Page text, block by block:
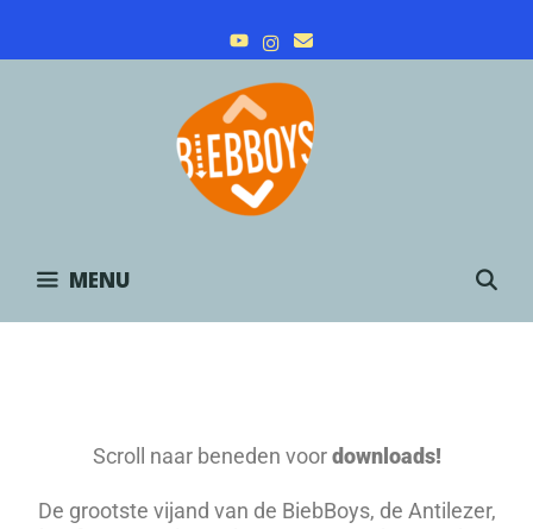
to
MENU
Scroll naar beneden voordownloads!
De grootste vijand van de BiebBoys, de Antilezer,